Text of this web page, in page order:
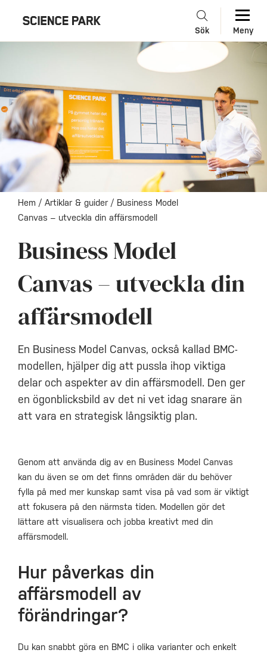
Sök Meny
Hem / Artiklar & guider/ Business Model
Canvas – utveckla din affärsmodell
Business Model
Canvas – utveckla din
affärsmodell
En Business Model Canvas, också kallad BMC-
modellen, hjälper dig att pussla ihop viktiga
delar och aspekter av din affärsmodell. Den ger
en ögonblicksbild av det ni vet idag snarare än
att vara en strategisk långsiktig plan.
Genom att använda dig av en Business Model Canvas
kan du även se om det finns områden där du behöver
fylla på med mer kunskap samt visa på vad som är viktigt
att fokusera på den närmsta tiden. Modellen gör det
lättare att visualisera och jobba kreativt med din
affärsmodell.
Hur påverkas din
affärsmodell av
förändringar?
Du kan snabbt göra en BMC i olika varianter och enkelt